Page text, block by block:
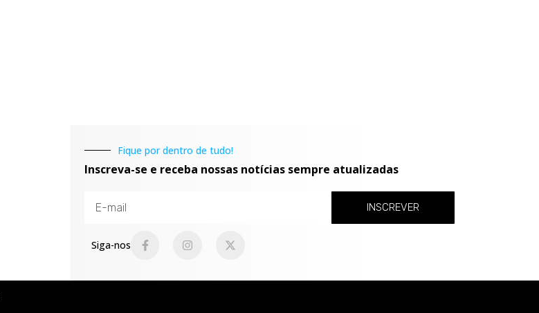
Fique por dentro de tudo!
Inscreva-se e receba nossas notícias sempre atualizadas
INSCREVER
Siga-nos